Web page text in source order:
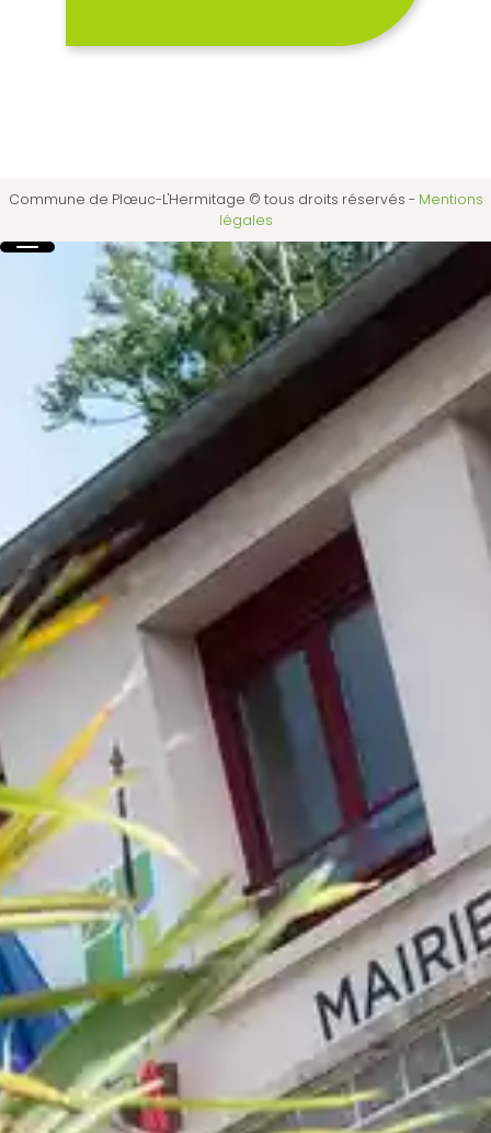
Commune de Plœuc-L'Hermitage © tous droits réservés - Mentions
légales